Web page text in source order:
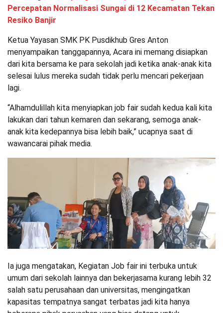
Percepatan Normalisasi Sungai di 12 Kecamatan Tekan
Resiko Banjir
Ketua Yayasan SMK PK Pusdikhub Gres Anton
menyampaikan tanggapannya, Acara ini memang disiapkan
dari kita bersama ke para sekolah jadi ketika anak-anak kita
selesai lulus mereka sudah tidak perlu mencari pekerjaan
lagi.
“Alhamdulillah kita menyiapkan job fair sudah kedua kali kita
lakukan dari tahun kemaren dan sekarang, semoga anak-
anak kita kedepannya bisa lebih baik,” ucapnya saat di
wawancarai pihak media.
Ia juga mengatakan, Kegiatan Job fair ini terbuka untuk
umum dari sekolah lainnya dan bekerjasama kurang lebih 32
salah satu perusahaan dan universitas, mengingatkan
kapasitas tempatnya sangat terbatas jadi kita hanya